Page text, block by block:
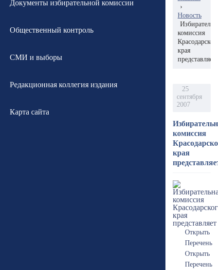
Документы избирательной комиссии
Общественный контроль
СМИ и выборы
Редакционная коллегия издания
Карта сайта
›
Новость
комиссия
края
представляет
25
сентября
2007
комиссия
края
Открыть
Перечень
Открыть
Перечень